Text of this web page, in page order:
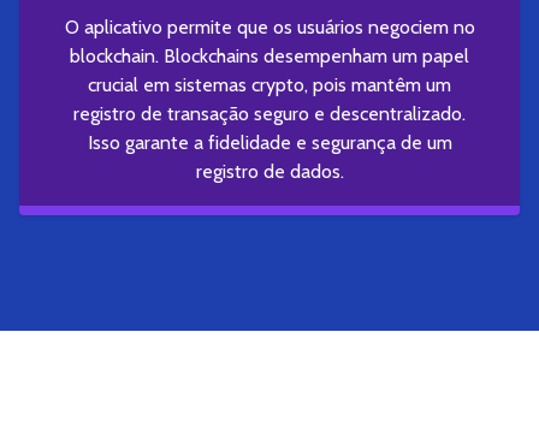
O aplicativo permite que os usuários negociem no
blockchain. Blockchains desempenham um papel
crucial em sistemas crypto, pois mantêm um
registro de transação seguro e descentralizado.
Isso garante a fidelidade e segurança de um
registro de dados.